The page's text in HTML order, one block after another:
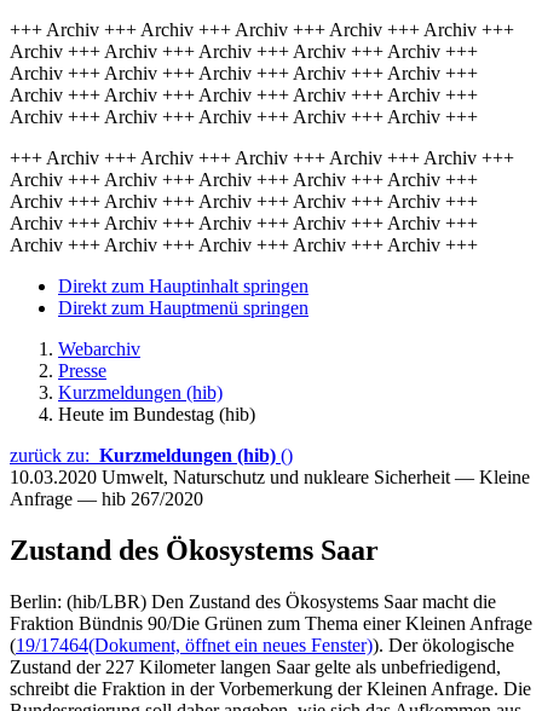
+++ Archiv +++ Archiv +++ Archiv +++ Archiv +++ Archiv +++
Archiv +++ Archiv +++ Archiv +++ Archiv +++ Archiv +++
Archiv +++ Archiv +++ Archiv +++ Archiv +++ Archiv +++
Archiv +++ Archiv +++ Archiv +++ Archiv +++ Archiv +++
Archiv +++ Archiv +++ Archiv +++ Archiv +++ Archiv +++
+++ Archiv +++ Archiv +++ Archiv +++ Archiv +++ Archiv +++
Archiv +++ Archiv +++ Archiv +++ Archiv +++ Archiv +++
Archiv +++ Archiv +++ Archiv +++ Archiv +++ Archiv +++
Archiv +++ Archiv +++ Archiv +++ Archiv +++ Archiv +++
Archiv +++ Archiv +++ Archiv +++ Archiv +++ Archiv +++
Direkt zum Hauptinhalt springen
Direkt zum Hauptmenü springen
Webarchiv
Presse
Kurzmeldungen (hib)
Heute im Bundestag (hib)
zurück zu: Kurzmeldungen (hib) ()
10.03.2020 Umwelt, Naturschutz und nukleare Sicherheit — Kleine
Anfrage — hib 267/2020
Zustand des Ökosystems Saar
Berlin: (hib/LBR) Den Zustand des Ökosystems Saar macht die
Fraktion Bündnis 90/Die Grünen zum Thema einer Kleinen Anfrage
(19/17464(Dokument, öffnet ein neues Fenster)). Der ökologische
Zustand der 227 Kilometer langen Saar gelte als unbefriedigend,
schreibt die Fraktion in der Vorbemerkung der Kleinen Anfrage. Die